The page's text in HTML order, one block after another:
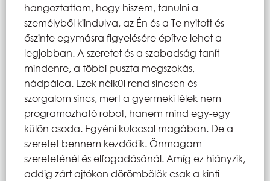
hangoztattam, hogy hiszem, tanulni a
személyből kiindulva, az Én és a Te nyitott és
őszinte egymásra figyelésére építve lehet a
legjobban. A szeretet és a szabadság tanít
mindenre, a többi puszta megszokás,
nádpálca. Ezek nélkül rend sincsen és
szorgalom sincs, mert a gyermeki lélek nem
programozható robot, hanem mind egy-egy
külön csoda. Egyéni kulccsal magában. De a
szeretet bennem kezdődik. Önmagam
szereteténél és elfogadásánál. Amíg ez hiányzik,
addig zárt ajtókon dörömbölök csak a kinti